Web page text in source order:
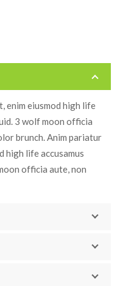
enim eiusmod high life
3 wolf moon officia
brunch. Anim pariatur
high life accusamus
officia aute, non